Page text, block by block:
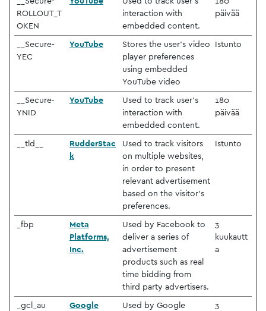
ROLLOUT_T
OKEN
interaction with
embedded content.
päivää
__Secure-
YEC
YouTube
Stores the user's video
player preferences
using embedded
YouTube video
Istunto
__Secure-
YNID
YouTube
Used to track user’s
interaction with
embedded content.
180
päivää
__tld__
RudderStac
k
Used to track visitors
on multiple websites,
in order to present
relevant advertisement
based on the visitor's
preferences.
Istunto
_fbp
Meta
Platforms,
Inc.
Used by Facebook to
deliver a series of
advertisement
products such as real
time bidding from
third party advertisers.
3
kuukautt
a
_gcl_au Google
Used by Google
3